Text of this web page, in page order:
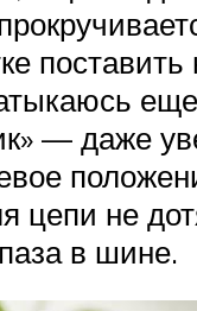
поставить
— даже
цепи не
в шине.